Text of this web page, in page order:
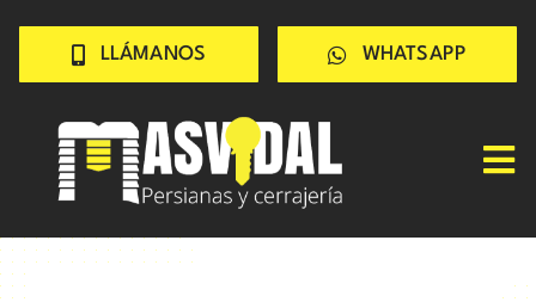
Saltar
contenido
LLÁMANOS WHATSAPP
Inicio